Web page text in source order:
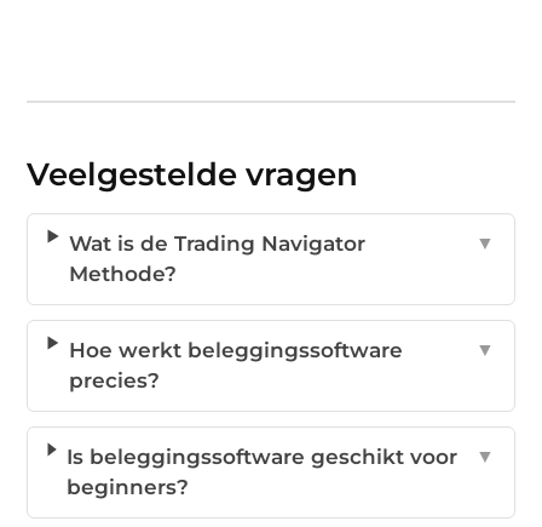
Veelgestelde vragen
Wat is de Trading Navigator
Methode?
▼
Hoe werkt beleggingssoftware
precies?
▼
Is beleggingssoftware geschikt voor
beginners?
▼